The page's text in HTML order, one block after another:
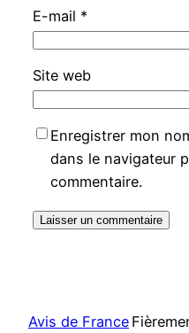
E-mail *
Site web
Enregistrer mon
dans le navigateur
commentaire.
Avis de France